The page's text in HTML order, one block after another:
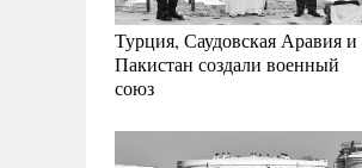
Турция, Саудовская Аравия и
Пакистан создали военный
союз